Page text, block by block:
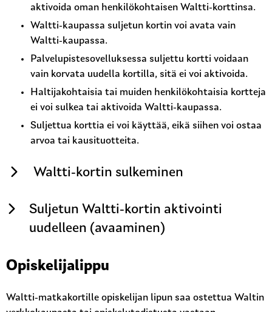
aktivoida oman henkilökohtaisen Waltti-korttinsa.
Waltti-kaupassa suljetun kortin voi avata vain
Waltti-kaupassa.
Palvelupistesovelluksessa suljettu kortti voidaan
vain korvata uudella kortilla, sitä ei voi aktivoida.
Haltijakohtaisia tai muiden henkilökohtaisia kortteja
ei voi sulkea tai aktivoida Waltti-kaupassa.
Suljettua korttia ei voi käyttää, eikä siihen voi ostaa
arvoa tai kausituotteita.
Waltti-kortin sulkeminen
Suljetun Waltti-kortin aktivointi
uudelleen (avaaminen)
Opiskelijalippu
Waltti-matkakortille opiskelijan lipun saa ostettua Waltin